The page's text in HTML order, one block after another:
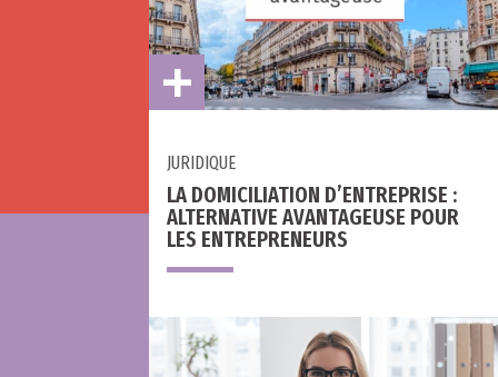
JURIDIQUE
LA DOMICILIATION D’ENTREPRISE :
ALTERNATIVE AVANTAGEUSE POUR
LES ENTREPRENEURS